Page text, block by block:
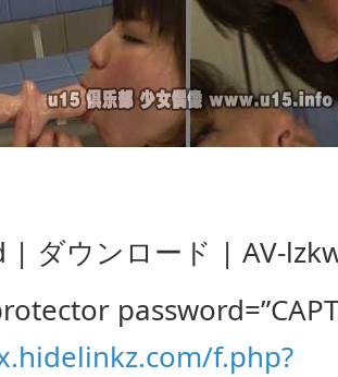
| ダウンロード | AV-
f.php?